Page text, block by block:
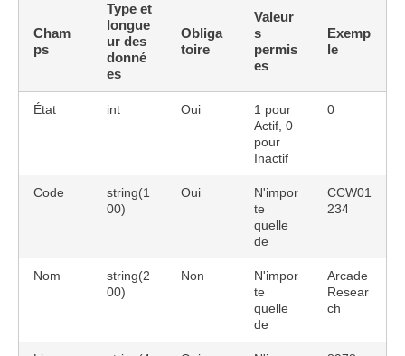
Cham
ps
Type et
longue
ur des
donné
es
Obliga
toire
Valeur
s
permis
es
Exemp
le
État int Oui
1 pour
Actif, 0
pour
Inactif
0
Code
string(1
00)
Oui
N'impor
te
quelle
de
CCW01
234
Nom
string(2
00)
Non
N'impor
te
quelle
de
Arcade
Resear
ch